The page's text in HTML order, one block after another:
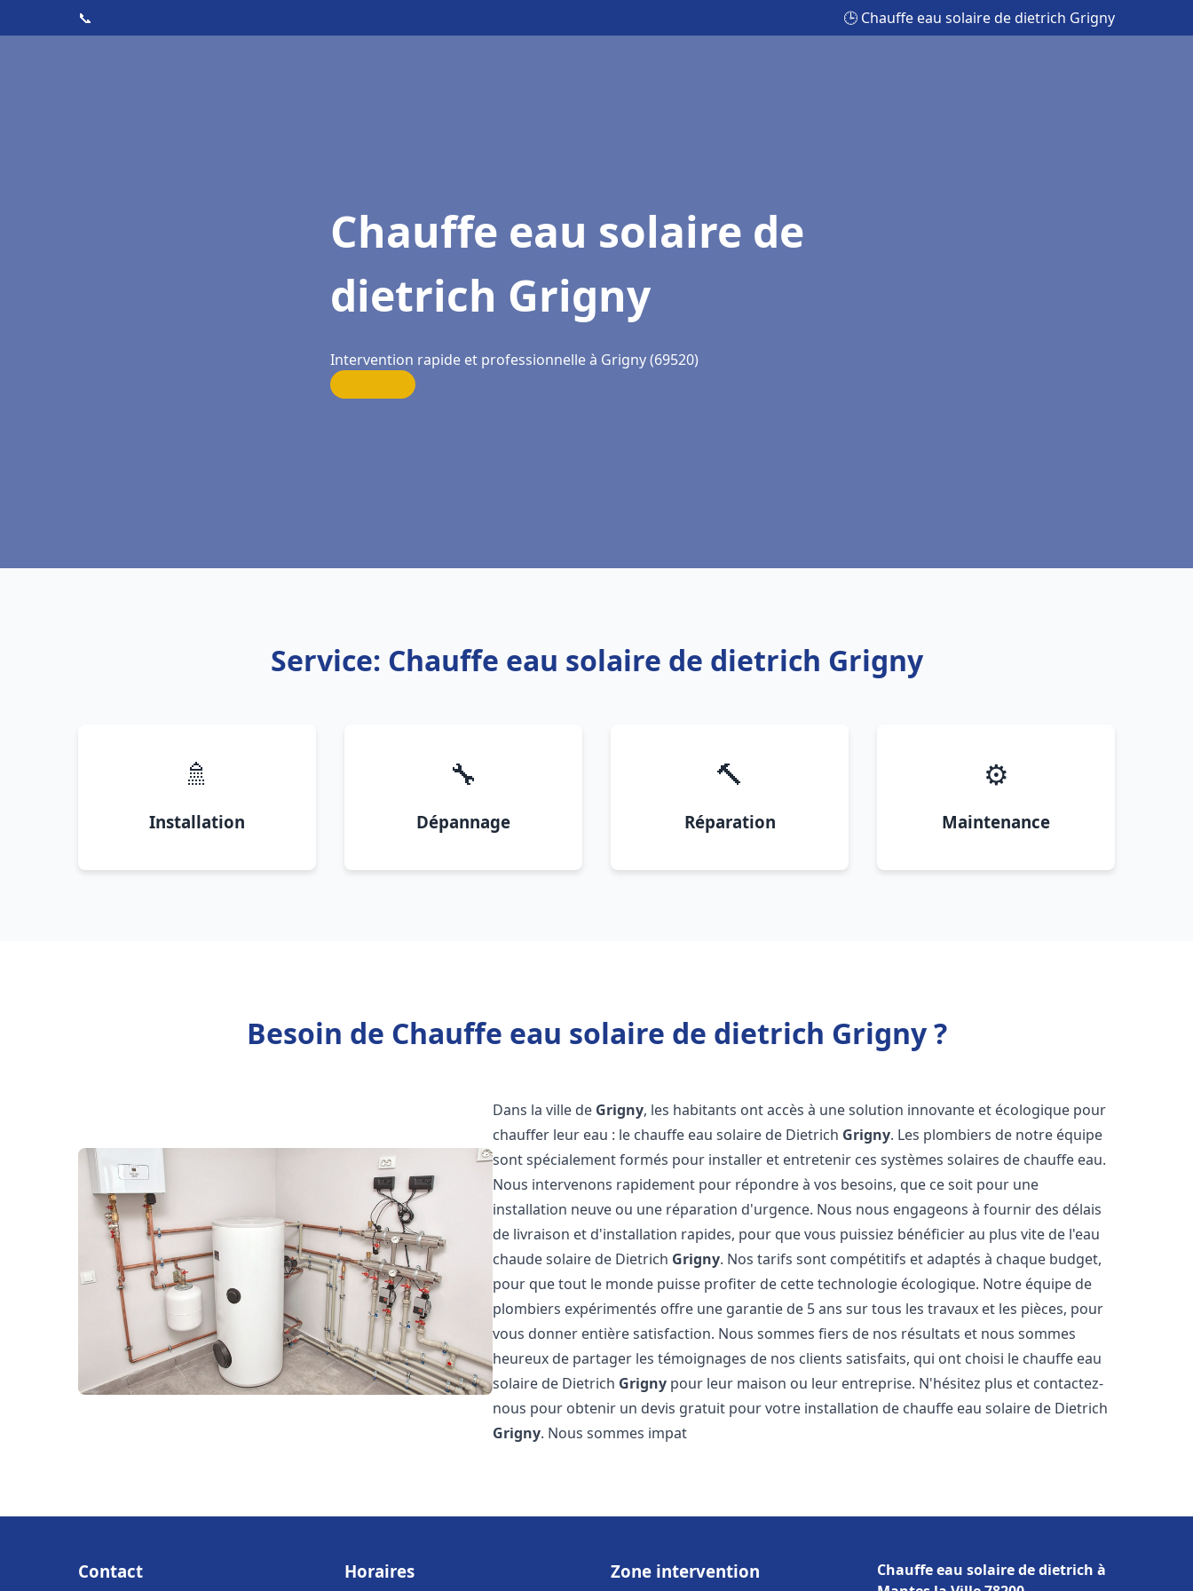
📞 🕒 Chauffe eau solaire de dietrich Grigny
Chauffe eau solaire de
dietrich Grigny
Intervention rapide et professionnelle à Grigny (69520)
Service: Chauffe eau solaire de dietrich Grigny
🚿
Installation
🔧
Dépannage
🔨
Réparation
⚙️
Maintenance
Besoin de Chauffe eau solaire de dietrich Grigny ?
Dans la ville de Grigny, les habitants ont accès à une solution innovante et écologique pour
chauffer leur eau : le chauffe eau solaire de Dietrich Grigny. Les plombiers de notre équipe
sont spécialement formés pour installer et entretenir ces systèmes solaires de chauffe eau.
Nous intervenons rapidement pour répondre à vos besoins, que ce soit pour une
installation neuve ou une réparation d'urgence. Nous nous engageons à fournir des délais
de livraison et d'installation rapides, pour que vous puissiez bénéficier au plus vite de l'eau
chaude solaire de Dietrich Grigny. Nos tarifs sont compétitifs et adaptés à chaque budget,
pour que tout le monde puisse profiter de cette technologie écologique. Notre équipe de
plombiers expérimentés offre une garantie de 5 ans sur tous les travaux et les pièces, pour
vous donner entière satisfaction. Nous sommes fiers de nos résultats et nous sommes
heureux de partager les témoignages de nos clients satisfaits, qui ont choisi le chauffe eau
solaire de Dietrich Grigny pour leur maison ou leur entreprise. N'hésitez plus et contactez-
nous pour obtenir un devis gratuit pour votre installation de chauffe eau solaire de Dietrich
Grigny. Nous sommes impat
Contact Horaires Zone intervention
Chauffe eau solaire de dietrich à